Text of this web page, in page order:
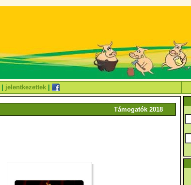
jelentkezettek
Támogatók 2018